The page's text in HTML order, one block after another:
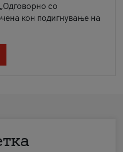
со
кон подигнување на